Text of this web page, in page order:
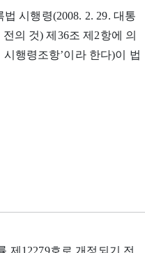
시행령(2008. 2. 29. 대통
의 것) 제36조 제2항에 의
행령조항’이라 한다)이 법
제12279호로 개정되기 전